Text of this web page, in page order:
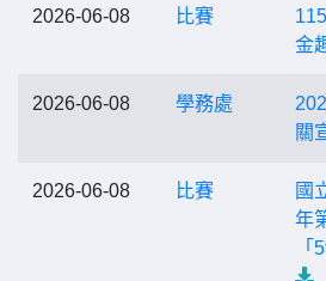
2026-06-08 比賽
金
2026-06-08 學務處
關
2026-06-08 比賽
國
年